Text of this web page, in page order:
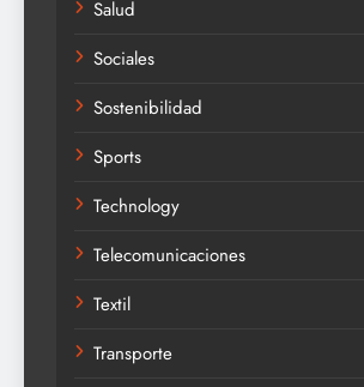
Salud
Sociales
Sostenibilidad
Sports
Technology
Telecomunicaciones
Textil
Transporte